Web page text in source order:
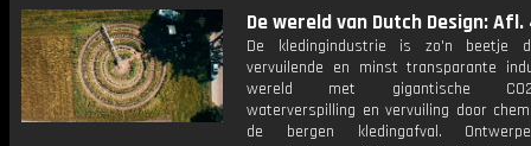
De wereld van Dutch Design: Afl.
De kledingindustrie is zo'n beetje
vervuilende en minst transparante
wereld met gigantische CO2-
waterverspilling en vervuiling door
de bergen kledingafval.